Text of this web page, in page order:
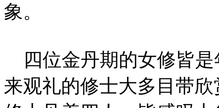
象。
四位金丹期的女修皆是
来观礼的修士大多目带